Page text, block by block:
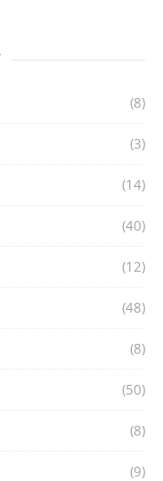
(8)
(3)
(14)
(40)
(12)
(48)
(8)
(50)
(8)
(9)